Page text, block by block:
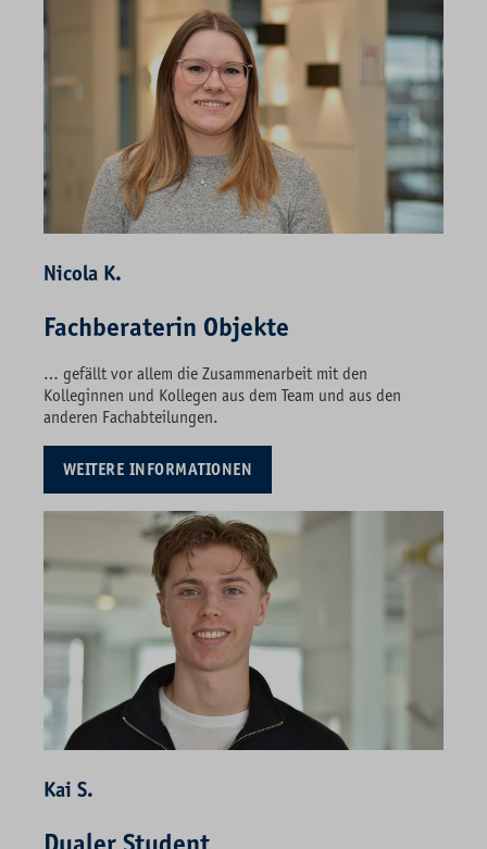
Nicola K.
Fachberaterin Objekte
… gefällt vor allem die Zusammenarbeit mit den
Kolleginnen und Kollegen aus dem Team und aus den
anderen Fachabteilungen.
WEITERE INFORMATIONEN
Kai S.